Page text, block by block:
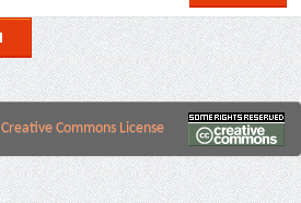
Creative Commons License